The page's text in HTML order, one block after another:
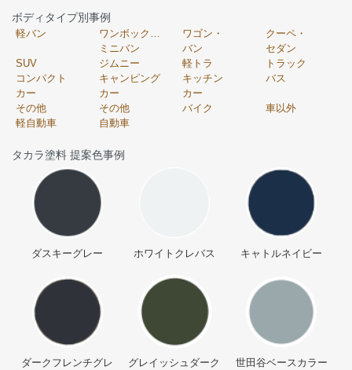
ボディタイプ別事例
軽バン
ミニバン
ワゴン・
バン
クーペ・
セダン
SUV
ジムニー 軽トラ
トラック
コンパクト
カー
キャンピング
カー
キッチン
カー
バス
その他
軽自動車
その他
自動車
バイク 車以外
タカラ塗料 提案色事例
ダスキーグレー ホワイトクレバス キャトルネイビー
ダークフレンチグレ
グレイッシュダーク
世田谷ベースカラー